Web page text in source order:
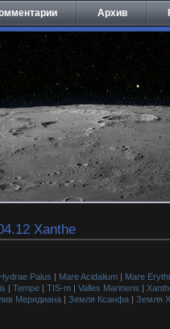
Архив
Xanthe
Hydrae Palus | Mare Acidalium | Mare
| Tempe | TIS-m | Valles Marineris |
Меридиана | Земля Ксанфа | Земля